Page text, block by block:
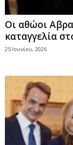
Οι αθώοι
καταγγελία
25 Ιουνίου, 2026